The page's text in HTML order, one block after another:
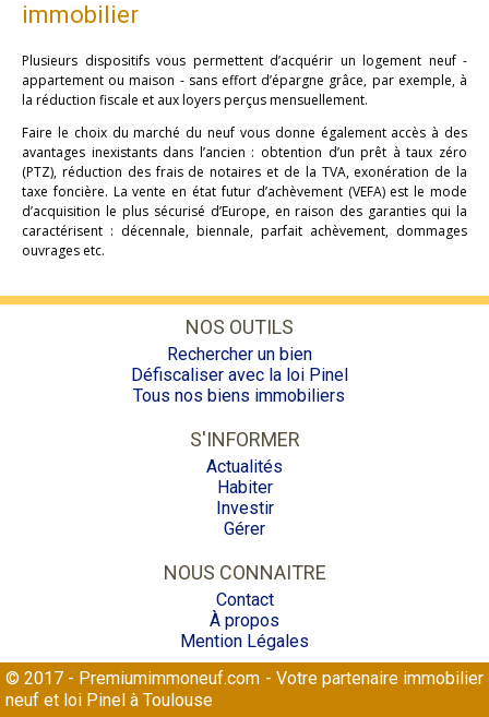
immobilier
Plusieurs dispositifs vous permettent d’acquérir un logement neuf -
appartement ou maison - sans effort d’épargne grâce, par exemple, à
la réduction fiscale et aux loyers perçus mensuellement.
Faire le choix du marché du neuf vous donne également accès à des
avantages inexistants dans l’ancien : obtention d’un prêt à taux zéro
(PTZ), réduction des frais de notaires et de la TVA, exonération de la
taxe foncière. La vente en état futur d’achèvement (VEFA) est le mode
d’acquisition le plus sécurisé d’Europe, en raison des garanties qui la
caractérisent : décennale, biennale, parfait achèvement, dommages
ouvrages etc.
NOS OUTILS
Rechercher un bien
Défiscaliser avec la loi Pinel
Tous nos biens immobiliers
S'INFORMER
Actualités
Habiter
Investir
Gérer
NOUS CONNAITRE
Contact
À propos
Mention Légales
© 2017 - Premiumimmoneuf.com - Votre partenaire immobilier
neuf et loi Pinel à Toulouse